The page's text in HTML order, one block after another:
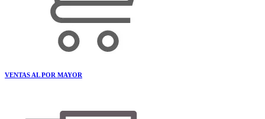
VENTAS AL POR MAYOR